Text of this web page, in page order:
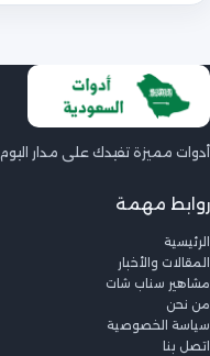
أدوات مميزة تفيدك على مدار اليوم
روابط مهمة
الرئيسية
المقالات والأخبار
مشاهير سناب شات
من نحن
سياسة الخصوصية
اتصل بنا